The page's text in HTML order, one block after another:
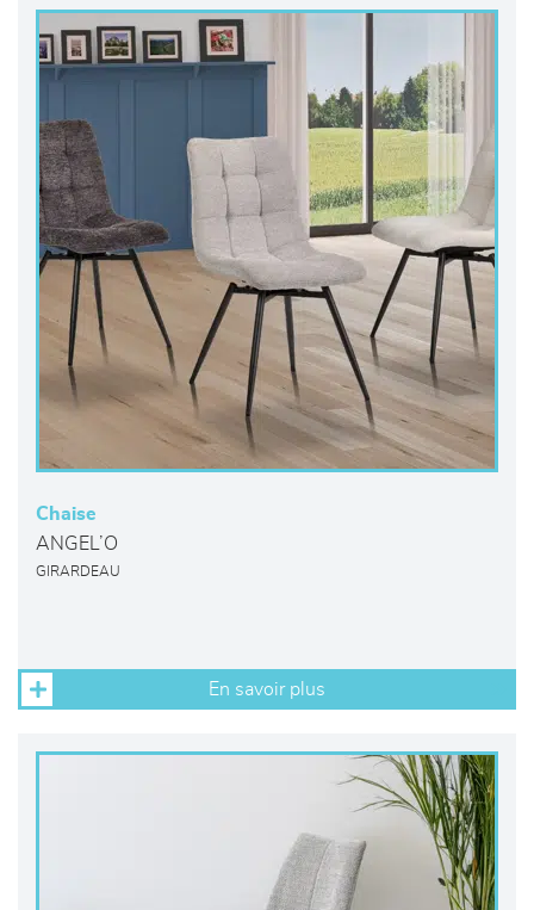
Chaise
ANGEL’O
GIRARDEAU
En savoir plus